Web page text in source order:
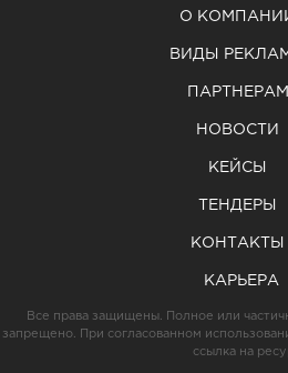
О
ВИДЫ
ПАРТНЕРАМ
НОВОСТИ
КЕЙСЫ
ТЕНДЕРЫ
КОНТАКТЫ
КАРЬЕРА
Все права защищены. Полное или
запрещено. При согласованном
ссылка на